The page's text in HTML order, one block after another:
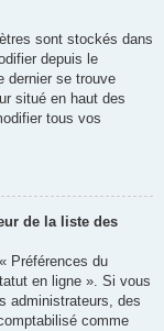
sont stockés dans
depuis le
dernier se trouve
situé en haut des
tous vos
de la liste des
Préférences du
en ligne ». Si vous
administrateurs, des
comme